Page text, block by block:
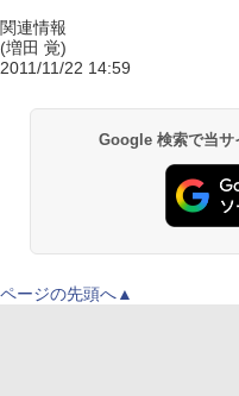
関連情報
(増田 覚)
2011/11/22 14:59
Google 検索で当サ
ページの先頭へ▲